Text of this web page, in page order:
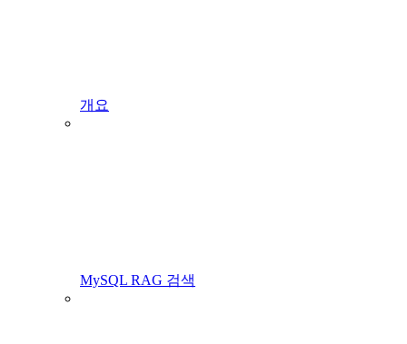
개요
MySQL RAG 검색